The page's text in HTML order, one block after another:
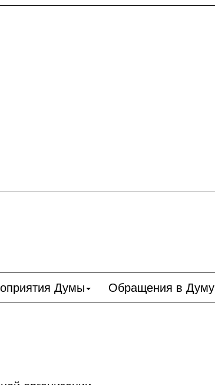
Думы Обращения в Думу